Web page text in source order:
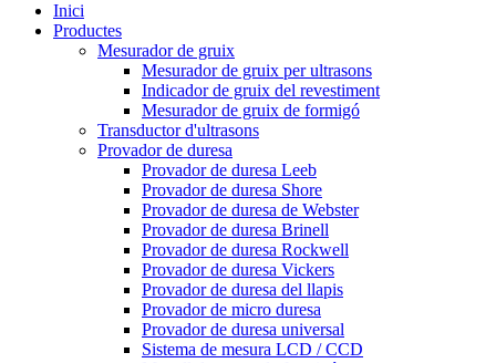
Inici
Productes
Mesurador de gruix
Mesurador de gruix per ultrasons
Indicador de gruix del revestiment
Mesurador de gruix de formigó
Transductor d'ultrasons
Provador de duresa
Provador de duresa Leeb
Provador de duresa Shore
Provador de duresa de Webster
Provador de duresa Brinell
Provador de duresa Rockwell
Provador de duresa Vickers
Provador de duresa del llapis
Provador de micro duresa
Provador de duresa universal
Sistema de mesura LCD / CCD